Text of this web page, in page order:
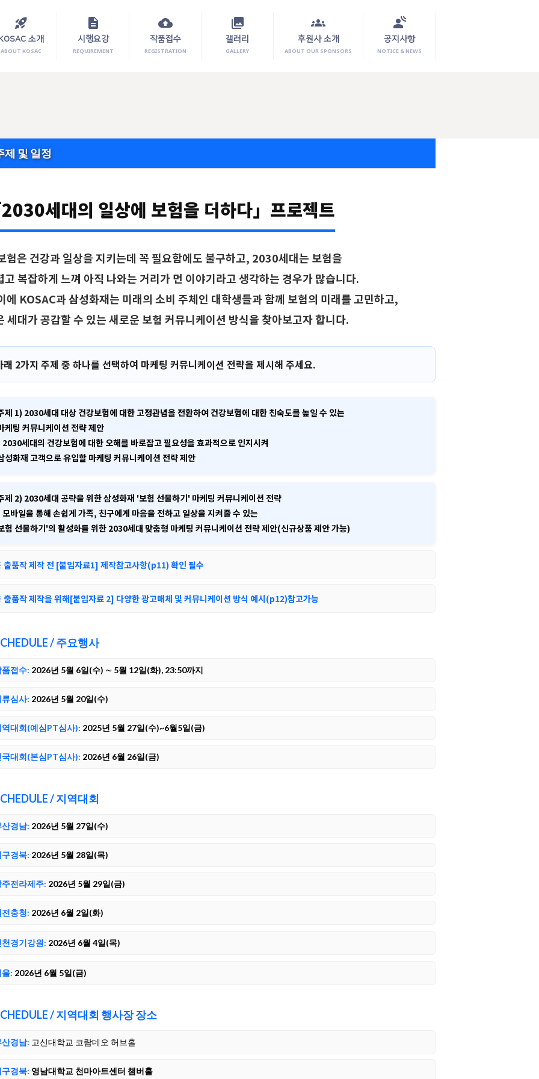
rocket_launch
소개
ABOUT KOSAC
description
시행요강
REQUIREMENT
cloud_upload
작품접수
REGISTRATION
photo_library
갤러리
GALLERY
groups
후원사 소개
ABOUT OUR SPONSORS
spatial_audio
공지사항
NOTICE & NEWS
제 및 일정
세대의 일상에 보험을 더하다」프로젝트
험은 건강과 일상을 지키는데 꼭 필요함에도 불구하고, 2030세대는 보험을
고 복잡하게 느껴 아직 나와는 거리가 먼 이야기라고 생각하는 경우가 많습니다.
에 KOSAC과 삼성화재는 미래의 소비 주체인 대학생들과 함께 보험의 미래를 고민하고,
세대가 공감할 수 있는 새로운 보험 커뮤니케이션 방식을 찾아보고자 합니다.
래 2가지 주제 중 하나를 선택하여 마케팅 커뮤니케이션 전략을 제시해 주세요.
제 1) 2030세대 대상 건강보험에 대한 고정관념을 전환하여 건강보험에 대한 친숙도를 높일 수 있는
케팅 커뮤니케이션 전략 제안
세대의 건강보험에 대한 오해를 바로잡고 필요성을 효과적으로 인지시켜
성화재 고객으로 유입할 마케팅 커뮤니케이션 전략 제안
제 2) 2030세대 공략을 위한 삼성화재 '보험 선물하기' 마케팅 커뮤니케이션 전략
바일을 통해 손쉽게 가족, 친구에게 마음을 전하고 일상을 지켜줄 수 있는
험 선물하기'의 활성화를 위한 2030세대 맞춤형 마케팅 커뮤니케이션 전략 제안(신규상품 제안 가능)
품작 제작 전 [붙임자료1] 제작참고사항(p11) 확인 필수
품작 제작을 위해[붙임자료 2] 다양한 광고매체 및 커뮤니케이션 방식 예시(p12)참고가능
/ 주요행사
품접수: 2026년 5월 6일(수) ∼ 5월 12일(화), 23:50까지
류심사: 2026년 5월 20일(수)
역대회(예심PT심사): 2025년 5월 27일(수)~6월5일(금)
국대회(본심PT심사): 2026년 6월 26일(금)
/ 지역대회
산경남: 2026년 5월 27일(수)
구경북: 2026년 5월 28일(목)
주전라제주: 2026년 5월 29일(금)
전충청: 2026년 6월 2일(화)
천경기강원: 2026년 6월 4일(목)
: 2026년 6월 5일(금)
/ 지역대회 행사장 장소
산경남: 고신대학교 코람데오 허브홀
구경북: 영남대학교 천마아트센터 챔버홀